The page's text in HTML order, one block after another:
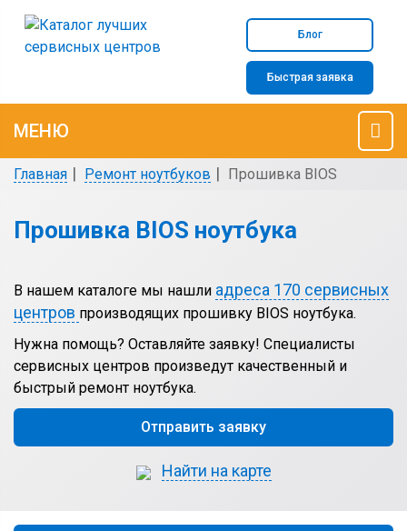
Блог
Быстрая заявка
МЕНЮ
Главная Ремонт ноутбуков Прошивка BIOS
Прошивка BIOS ноутбука
В нашем каталоге мы нашли адреса 170 сервисных
центров производящих прошивку BIOS ноутбука.
Нужна помощь? Оставляйте заявку! Специалисты
сервисных центров произведут качественный и
быстрый ремонт ноутбука.
Отправить заявку
Найти на карте